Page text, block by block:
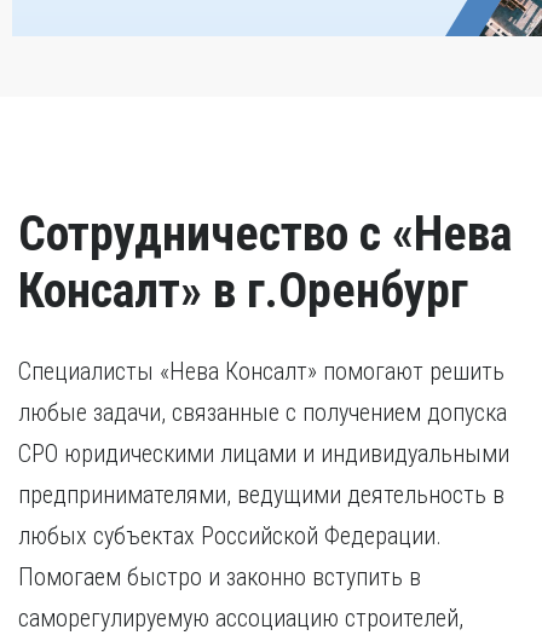
Сотрудничество с «Нева
Консалт» в г.Оренбург
Специалисты «Нева Консалт» помогают решить
любые задачи, связанные с получением допуска
СРО юридическими лицами и индивидуальными
предпринимателями, ведущими деятельность в
любых субъектах Российской Федерации.
Помогаем быстро и законно вступить в
саморегулируемую ассоциацию строителей,